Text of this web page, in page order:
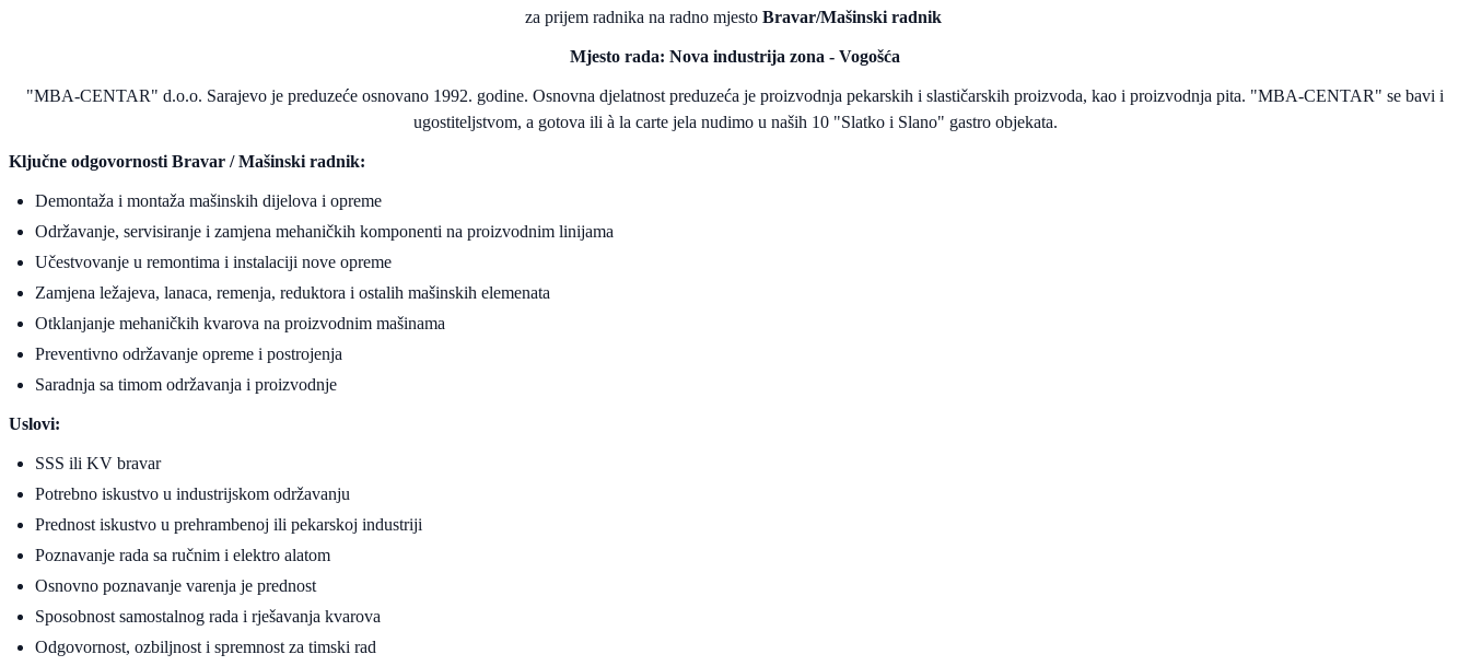
za prijem radnika na radno mjesto Bravar/Mašinski radnik
Mjesto rada: Nova industrija zona - Vogošća
"MBA-CENTAR" d.o.o. Sarajevo je preduzeće osnovano 1992. godine. Osnovna djelatnost preduzeća je proizvodnja pekarskih i slastičarskih proizvoda, kao i proizvodnja pita. "MBA-CENTAR" se bavi i
ugostiteljstvom, a gotova ili à la carte jela nudimo u naših 10 "Slatko i Slano" gastro objekata.
Ključne odgovornosti Bravar / Mašinski radnik:
Demontaža i montaža mašinskih dijelova i opreme
Održavanje, servisiranje i zamjena mehaničkih komponenti na proizvodnim linijama
Učestvovanje u remontima i instalaciji nove opreme
Zamjena ležajeva, lanaca, remenja, reduktora i ostalih mašinskih elemenata
Otklanjanje mehaničkih kvarova na proizvodnim mašinama
Preventivno održavanje opreme i postrojenja
Saradnja sa timom održavanja i proizvodnje
Uslovi:
SSS ili KV bravar
Potrebno iskustvo u industrijskom održavanju
Prednost iskustvo u prehrambenoj ili pekarskoj industriji
Poznavanje rada sa ručnim i elektro alatom
Osnovno poznavanje varenja je prednost
Sposobnost samostalnog rada i rješavanja kvarova
Odgovornost, ozbiljnost i spremnost za timski rad